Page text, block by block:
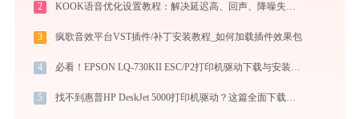
2 KOOK语音优化设置教程：解决延迟高、回声、降噪失效问题
3 疯歌音效平台VST插件/补丁安装教程_如何加载插件效果包
4 必看！EPSON LQ-730KII ESC/P2打印机驱动下载与安装的正确姿势
5 找不到惠普HP DeskJet 5000打印机驱动？这篇全面下载安装指南帮到你